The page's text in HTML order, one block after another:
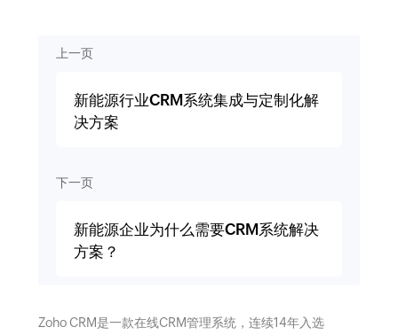
上一页
新能源行业CRM系统集成与定制化解
决方案
下一页
新能源企业为什么需要CRM系统解决
方案？
Zoho CRM是一款在线CRM管理系统，连续14年入选